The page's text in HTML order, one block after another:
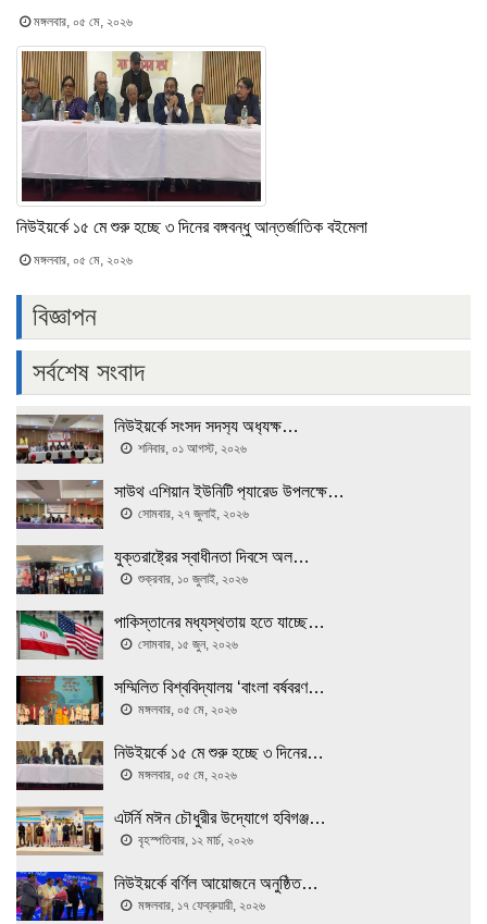
মঙ্গলবার, ০৫ মে, ২০২৬
নিউইয়র্কে ১৫ মে শুরু হচ্ছে ৩ দিনের বঙ্গবন্ধু আন্তর্জাতিক বইমেলা
মঙ্গলবার, ০৫ মে, ২০২৬
বিজ্ঞাপন
সর্বশেষ সংবাদ
নিউইয়র্কে সংসদ সদস‍্য অধ‍্যক্ষ…
শনিবার, ০১ আগস্ট, ২০২৬
সাউথ এশিয়ান ইউনিটি প‍্যারেড উপলক্ষে…
সোমবার, ২৭ জুলাই, ২০২৬
যুক্তরাষ্ট্রের স্বাধীনতা দিবসে অল…
শুক্রবার, ১০ জুলাই, ২০২৬
পাকিস্তানের মধ্যস্থতায় হতে যাচ্ছে…
সোমবার, ১৫ জুন, ২০২৬
সম্মিলিত বিশ্ববিদ্যালয় ‘বাংলা বর্ষবরণ…
মঙ্গলবার, ০৫ মে, ২০২৬
নিউইয়র্কে ১৫ মে শুরু হচ্ছে ৩ দিনের…
মঙ্গলবার, ০৫ মে, ২০২৬
এটর্নি মঈন চৌধুরীর উদ্যোগে হবিগঞ্জ…
বৃহস্পতিবার, ১২ মার্চ, ২০২৬
নিউইয়র্কে বর্ণিল আয়োজনে অনুষ্ঠিত…
মঙ্গলবার, ১৭ ফেব্রুয়ারী, ২০২৬